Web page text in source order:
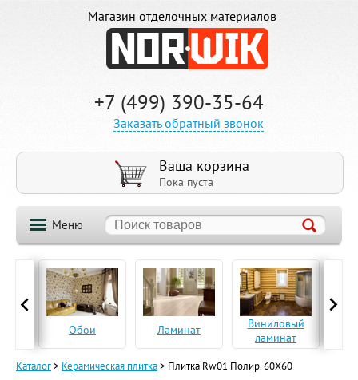
Магазин отделочных материалов
+7 (499) 390-35-64
Заказать обратный звонок
Ваша корзина
Пока пуста
Меню
Обои Ламинат
Виниловый
ламинат
Каталог> Керамическая плитка> Плитка Rw01 Полир. 60X60